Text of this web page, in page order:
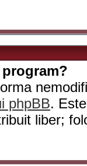
phpBB.
liber;